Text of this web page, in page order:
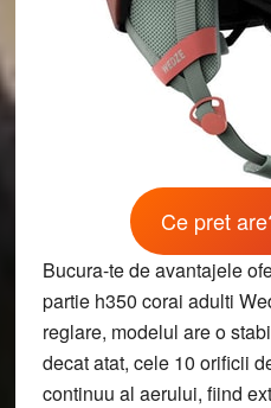
Ce pret
Bucura-te de avantajele
partie h350 corai adulti
reglare, modelul are o
decat atat, cele 10 orificii
continuu al aerului, fiind